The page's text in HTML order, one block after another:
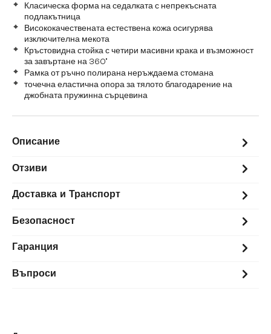
Класическа форма на седалката с непрекъсната
подлакътница
Висококачествената естествена кожа осигурява
изключителна мекота
Кръстовидна стойка с четири масивни крака и възможност
за завъртане на 360°
Рамка от ръчно полирана неръждаема стомана
точечна еластична опора за тялото благодарение на
джобната пружинна сърцевина
Описание
Отзиви
Доставка и Транспорт
Безопасност
Гаранция
Въпроси